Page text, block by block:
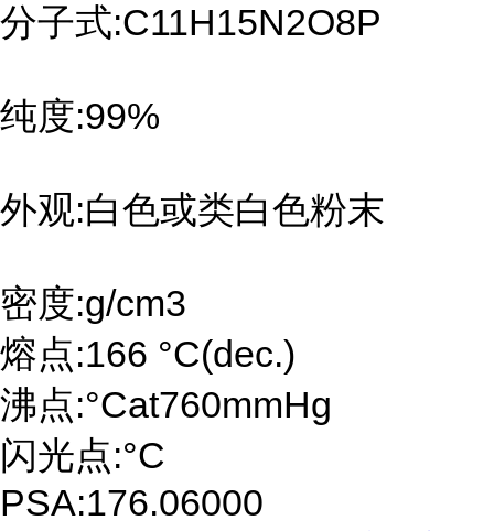
分子式:C11H15N2O8P
纯度:99%
外观:白色或类白色粉末
密度:g/cm3
熔点:166 °C(dec.)
沸点:°Cat760mmHg
闪光点:°C
PSA:176.06000